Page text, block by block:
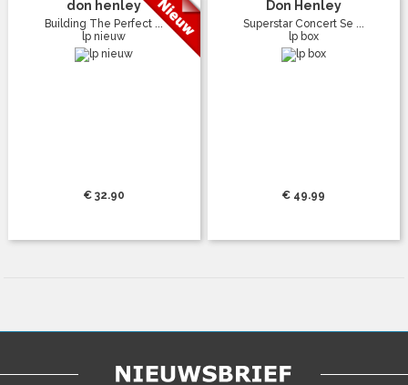
don henley
Building The Perfect ...
lp nieuw
€ 32.90
Don Henley
Superstar Concert Se ...
lp box
€ 49.99